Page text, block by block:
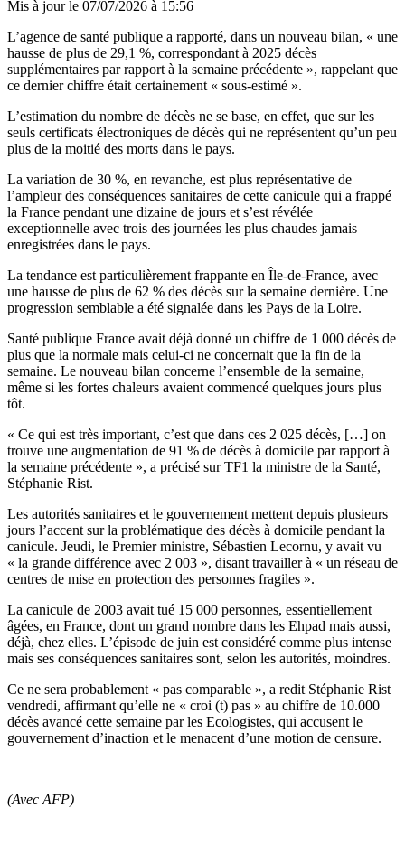
Mis à jour le 07/07/2026 à 15:56
L’agence de santé publique a rapporté, dans un nouveau bilan, « une
hausse de plus de 29,1 %, correspondant à 2025 décès
supplémentaires par rapport à la semaine précédente », rappelant que
ce dernier chiffre était certainement « sous-estimé ».
L’estimation du nombre de décès ne se base, en effet, que sur les
seuls certificats électroniques de décès qui ne représentent qu’un peu
plus de la moitié des morts dans le pays.
La variation de 30 %, en revanche, est plus représentative de
l’ampleur des conséquences sanitaires de cette canicule qui a frappé
la France pendant une dizaine de jours et s’est révélée
exceptionnelle avec trois des journées les plus chaudes jamais
enregistrées dans le pays.
La tendance est particulièrement frappante en Île-de-France, avec
une hausse de plus de 62 % des décès sur la semaine dernière. Une
progression semblable a été signalée dans les Pays de la Loire.
Santé publique France avait déjà donné un chiffre de 1 000 décès de
plus que la normale mais celui-ci ne concernait que la fin de la
semaine. Le nouveau bilan concerne l’ensemble de la semaine,
même si les fortes chaleurs avaient commencé quelques jours plus
tôt.
« Ce qui est très important, c’est que dans ces 2 025 décès, […] on
trouve une augmentation de 91 % de décès à domicile par rapport à
la semaine précédente », a précisé sur TF1 la ministre de la Santé,
Stéphanie Rist.
Les autorités sanitaires et le gouvernement mettent depuis plusieurs
jours l’accent sur la problématique des décès à domicile pendant la
canicule. Jeudi, le Premier ministre, Sébastien Lecornu, y avait vu
« la grande différence avec 2 003 », disant travailler à « un réseau de
centres de mise en protection des personnes fragiles ».
La canicule de 2003 avait tué 15 000 personnes, essentiellement
âgées, en France, dont un grand nombre dans les Ehpad mais aussi,
déjà, chez elles. L’épisode de juin est considéré comme plus intense
mais ses conséquences sanitaires sont, selon les autorités, moindres.
Ce ne sera probablement « pas comparable », a redit Stéphanie Rist
vendredi, affirmant qu’elle ne « croi (t) pas » au chiffre de 10.000
décès avancé cette semaine par les Ecologistes, qui accusent le
gouvernement d’inaction et le menacent d’une motion de censure.
(Avec AFP)